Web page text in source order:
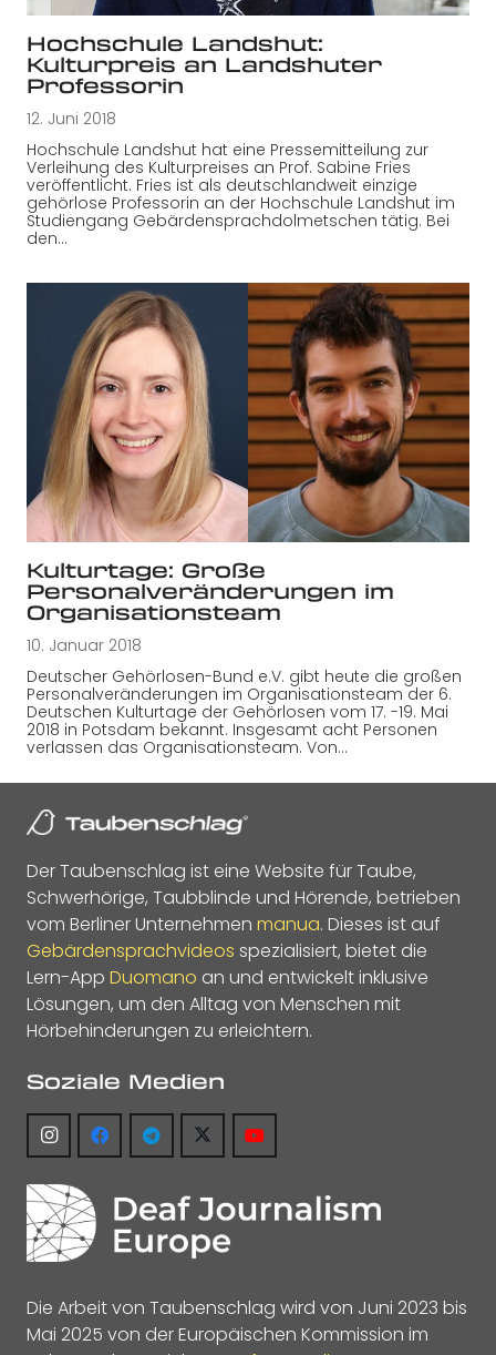
Hochschule Landshut:
Kulturpreis an Landshuter
Professorin
12. Juni 2018
Hochschule Landshut hat eine Pressemitteilung zur
Verleihung des Kulturpreises an Prof. Sabine Fries
veröffentlicht. Fries ist als deutschlandweit einzige
gehörlose Professorin an der Hochschule Landshut im
Studiengang Gebärdensprachdolmetschen tätig. Bei
den…
Kulturtage: Große
Personalveränderungen im
Organisationsteam
10. Januar 2018
Deutscher Gehörlosen-Bund e.V. gibt heute die großen
Personalveränderungen im Organisationsteam der 6.
Deutschen Kulturtage der Gehörlosen vom 17. -19. Mai
2018 in Potsdam bekannt. Insgesamt acht Personen
verlassen das Organisationsteam. Von…
Der Taubenschlag ist eine Website für Taube,
Schwerhörige, Taubblinde und Hörende, betrieben
vom Berliner Unternehmen manua. Dieses ist auf
Gebärdensprachvideos spezialisiert, bietet die
Lern-App Duomano an und entwickelt inklusive
Lösungen, um den Alltag von Menschen mit
Hörbehinderungen zu erleichtern.
Soziale Medien
Die Arbeit von Taubenschlag wird von Juni 2023 bis
Mai 2025 von der Europäischen Kommission im